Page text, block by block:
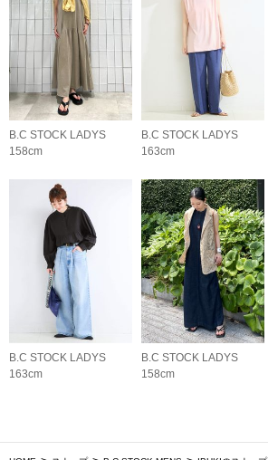
B.C STOCK LADYS
158cm
B.C STOCK LADYS
163cm
B.C STOCK LADYS
163cm
B.C STOCK LADYS
158cm